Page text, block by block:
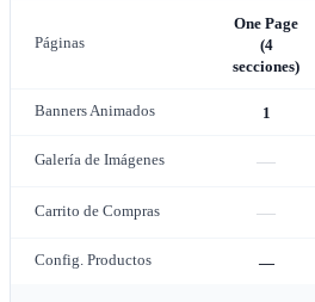
Páginas
One Page
(4
secciones)
Banners Animados 1
Galería de Imágenes —
Carrito de Compras —
Config. Productos —